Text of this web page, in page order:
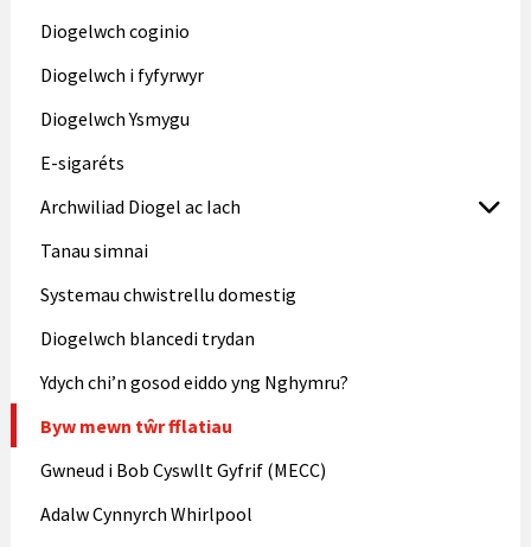
Diogelwch coginio
Diogelwch i fyfyrwyr
Diogelwch Ysmygu
E-sigaréts
Archwiliad Diogel ac Iach
Tanau simnai
Systemau chwistrellu domestig
Diogelwch blancedi trydan
Ydych chi’n gosod eiddo yng Nghymru?
Byw mewn tŵr fflatiau
Gwneud i Bob Cyswllt Gyfrif (MECC)
Adalw Cynnyrch Whirlpool